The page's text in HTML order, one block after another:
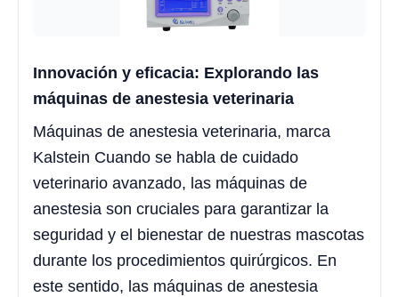
Innovación y eficacia: Explorando las
máquinas de anestesia veterinaria
Máquinas de anestesia veterinaria, marca
Kalstein Cuando se habla de cuidado
veterinario avanzado, las máquinas de
anestesia son cruciales para garantizar la
seguridad y el bienestar de nuestras mascotas
durante los procedimientos quirúrgicos. En
este sentido, las máquinas de anestesia